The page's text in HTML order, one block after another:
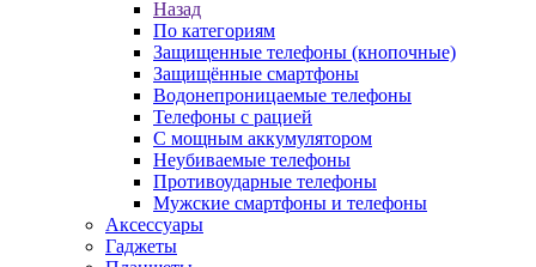
Назад
По категориям
Защищенные телефоны (кнопочные)
Защищённые смартфоны
Водонепроницаемые телефоны
Телефоны с рацией
С мощным аккумулятором
Неубиваемые телефоны
Противоударные телефоны
Мужские смартфоны и телефоны
Аксессуары
Гаджеты